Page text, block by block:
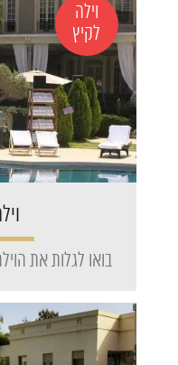
וילה
לקיץ
בואו לגלות את